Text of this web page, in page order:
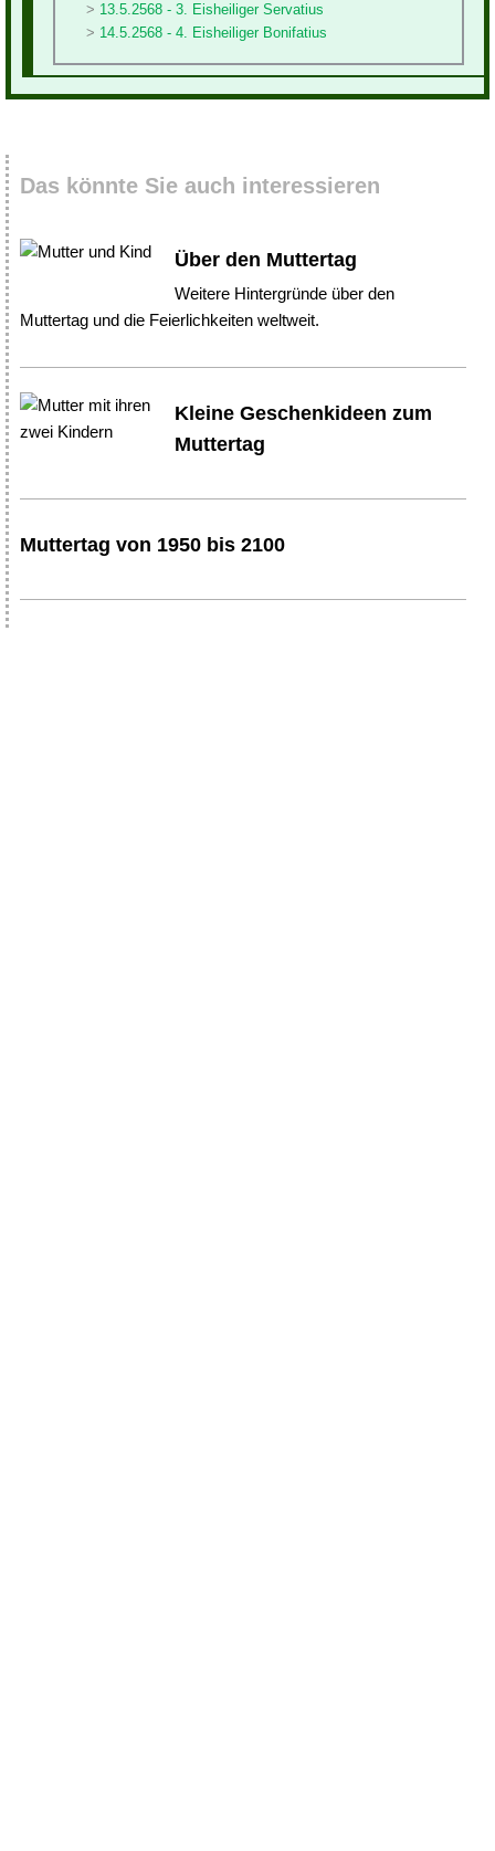
13.5.2568 - 3. Eisheiliger Servatius
14.5.2568 - 4. Eisheiliger Bonifatius
Das könnte Sie auch interessieren
Über den Muttertag
Weitere Hintergründe über den
Muttertag und die Feierlichkeiten weltweit.
Kleine Geschenkideen zum
Muttertag
Muttertag von 1950 bis 2100